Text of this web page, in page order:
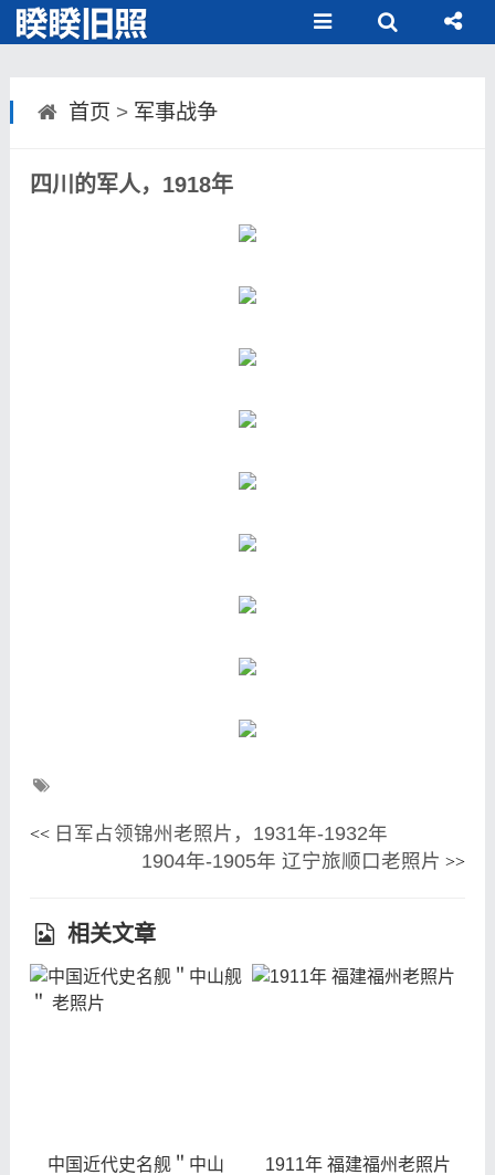
首页 > 军事战争
四川的军人，1918年
<< 日军占领锦州老照片，1931年-1932年
1904年-1905年 辽宁旅顺口老照片 >>
相关文章
中国近代史名舰＂中山
1911年 福建福州老照片